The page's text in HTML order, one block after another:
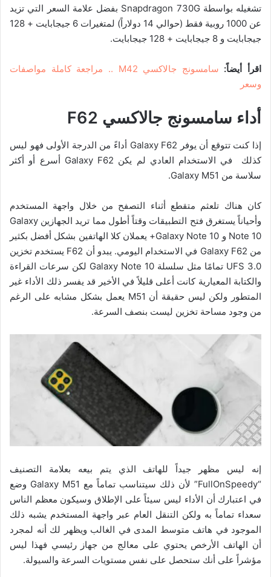
تشغيله بواسطة Snapdragon 730G بفضل علامة السعر التي تزيد
عن 1000 روبية فقط (حوالي 14 دولاراً) لمتغيرات 6 جيجابايت + 128
جيجابايت و 8 جيجابايت + 128 جيجابايت.
اقرأ أيضاً:
سامسونج جالاكسي M42 .. مراجعة كاملة مواصفات
وسعر
أداء سامسونج جالاكسي F62
إذا كنت تتوقع أن يوفر Galaxy F62 أداءً من الدرجة الأولى فهو ليس
كذلك في الاستخدام العادي لم يكن Galaxy F62 أسرع أو أكثر
سلاسة من Galaxy M51.
كان هناك تلعثم متقطع أثناء التصفح من خلال واجهة المستخدم
وأحياناً يستغرق فتح التطبيقات وقتاً أطول مما تريد الجهازين Galaxy
Note 10 و Galaxy Note 10+ يعملان كلا الهاتفين بشكل أفضل بكثير
من Galaxy F62 في الاستخدام اليومي. يبدو أن F62 يستخدم تخزين
UFS 3.0 تمامًا مثل سلسلة Galaxy Note 10 لكن سرعات القراءة
والكتابة المعيارية كانت أعلى قليلاً في الأخير قد يفسر ذلك الأداء غير
المتطور ولكن ليس حقيقة أن M51 يعمل بشكل مشابه على الرغم
من وجود مساحة تخزين ليست بنصف السرعة.
إنه ليس مظهر جيداً للهاتف الذي يتم بيعه بعلامة التصنيف
“FullOnSpeedy” لأن ذلك سيتناسب تماماً مع Galaxy M51 وضع
في اعتبارك أن الأداء ليس سيئاً على الإطلاق وسيكون معظم الناس
سعداء تماماً به ولكن التنقل العام عبر واجهة المستخدم يشبه ذلك
الموجود في هاتف متوسط ​​المدى في الغالب ويظهر لك أنه لمجرد
أن الهاتف الأرخص يحتوي على معالج من جهاز رئيسي فهذا ليس
مؤشراً على أنك ستحصل على نفس مستويات السرعة والسيولة.